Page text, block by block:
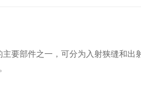
主要部件之一，可分为入射狭缝和出